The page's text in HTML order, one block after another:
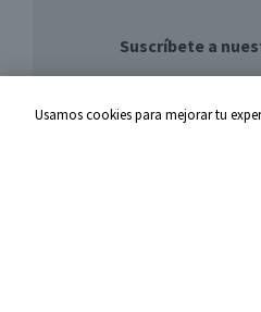
Suscríbete a
Usamos cookies para mejorar tu